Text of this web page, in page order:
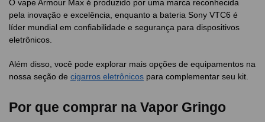
O vape Armour Max é produzido por uma marca reconhecida
pela inovação e excelência, enquanto a bateria Sony VTC6 é
líder mundial em confiabilidade e segurança para dispositivos
eletrônicos.
Além disso, você pode explorar mais opções de equipamentos na
nossa seção de cigarros eletrônicos para complementar seu kit.
Por que comprar na Vapor Gringo